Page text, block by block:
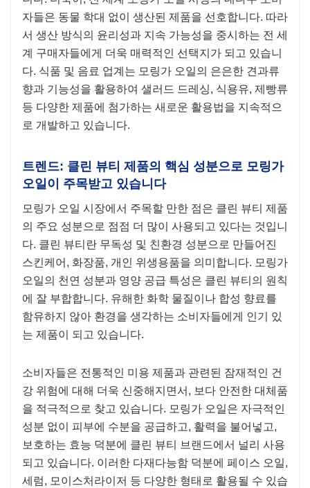
자들은 동물 학대 없이 생산된 제품을 선호합니다. 따라
서 생산 방식의 윤리성과 지속 가능성을 중시하는 전 세
계 구매자들에게 더욱 매력적인 선택지가 되고 있습니
다. 식품 및 음료 업계는 모링가 오일의 은은한 견과류
향과 기능성을 활용하여 샐러드 드레싱, 식용유, 제빵류
등 다양한 제품에 첨가하는 새로운 활용법을 지속적으
로 개발하고 있습니다.
트렌드: 클린 뷰티 제품의 핵심 성분으로 모링가
오일이 주목받고 있습니다
모링가 오일 시장에서 주목할 만한 점은 클린 뷰티 제품
의 주요 성분으로 점점 더 많이 사용되고 있다는 것입니
다. 클린 뷰티란 무독성 및 친환경 성분으로 만들어진
스킨케어, 화장품, 개인 위생용품을 의미합니다. 모링가
오일의 천연 성분과 영양 공급 특성은 클린 뷰티의 원칙
에 잘 부합합니다. 유해한 화학 물질이나 합성 향료를
함유하지 않아 환경을 생각하는 소비자들에게 인기 있
는 제품이 되고 있습니다.
소비자들은 전통적인 미용 제품과 관련된 잠재적인 건
강 위험에 대해 더욱 신중해지면서, 보다 안전한 대체품
을 적극적으로 찾고 있습니다. 모링가 오일은 자극적인
성분 없이 피부에 수분을 공급하고, 활력을 불어넣고,
보호하는 효능 덕분에 클린 뷰티 브랜드에서 널리 사용
되고 있습니다. 이러한 다재다능함 덕분에 페이스 오일,
세럼, 모이스처라이저 등 다양한 형태로 활용될 수 있습